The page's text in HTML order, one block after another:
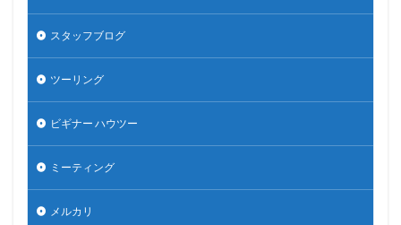
スタッフブログ
ツーリング
ビギナー ハウツー
ミーティング
メルカリ